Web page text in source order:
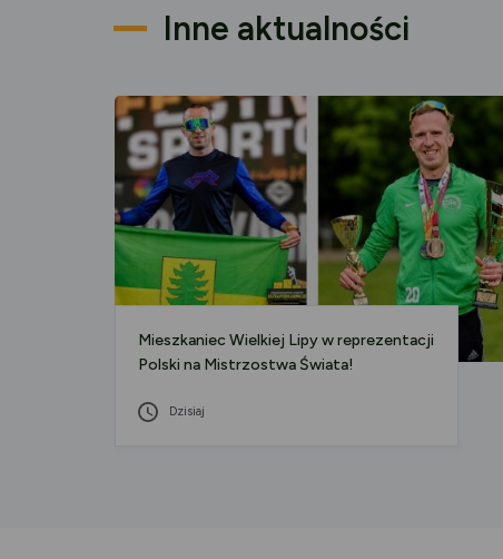
Inne aktualności
Mieszkaniec Wielkiej Lipy w reprezentacji
Polski na Mistrzostwa Świata!
Dzisiaj